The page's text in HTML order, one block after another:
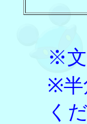
※文
※半
く